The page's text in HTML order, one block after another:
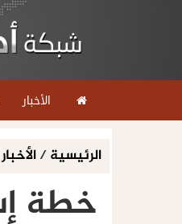
الأخبار
الرئيسية/الأخبار